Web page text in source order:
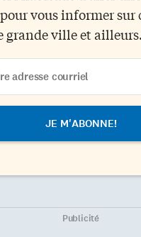
vous informer sur
grande ville et
Publicité